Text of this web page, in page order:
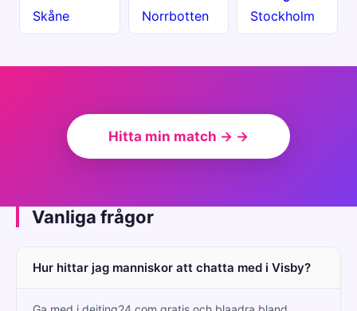
Skåne Norrbotten Stockholm
Hitta min match → →
Vanliga frågor
Hur hittar jag manniskor att chatta med i Visby?